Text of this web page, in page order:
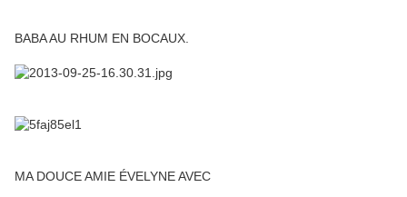
BABA AU RHUM EN BOCAUX.
MA DOUCE AMIE ÉVELYNE AVEC